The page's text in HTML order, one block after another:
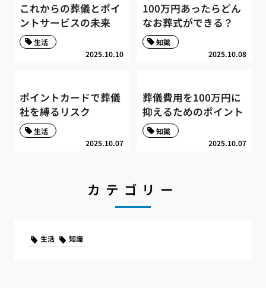
これからの葬儀とポイ
ントサービスの未来
2025.10.10
生活
100万円あったらどん
なお葬式ができる？
2025.10.08
知識
ポイントカードで葬儀
社を縛るリスク
2025.10.07
生活
葬儀費用を100万円に
抑えるためのポイント
2025.10.07
知識
カテゴリー
生活 知識